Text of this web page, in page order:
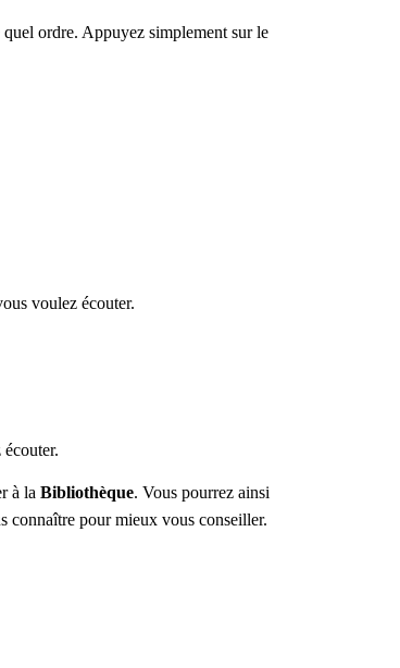
ordre. Appuyez simplement sur le
voulez écouter.
à la Bibliothèque. Vous pourrez ainsi
connaître pour mieux vous conseiller.